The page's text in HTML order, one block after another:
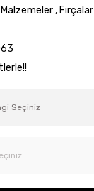
, Fırçalar